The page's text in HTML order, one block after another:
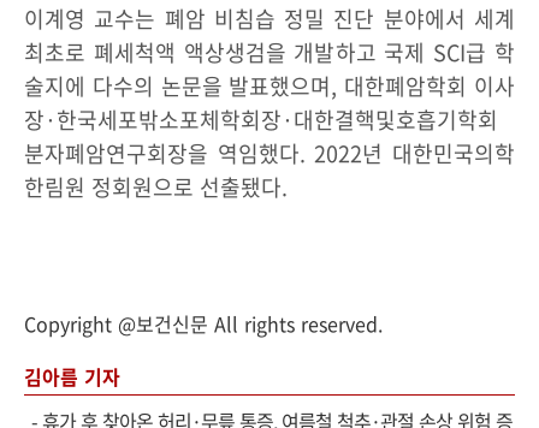
이계영 교수는 폐암 비침습 정밀 진단 분야에서 세계
최초로 폐세척액 액상생검을 개발하고 국제 SCI급 학
술지에 다수의 논문을 발표했으며, 대한폐암학회 이사
장·한국세포밖소포체학회장·대한결핵및호흡기학회
분자폐암연구회장을 역임했다. 2022년 대한민국의학
한림원 정회원으로 선출됐다.
Copyright @보건신문 All rights reserved.
김아름 기자
-휴가 후 찾아온 허리·무릎 통증, 여름철 척추·관절 손상 위험 증